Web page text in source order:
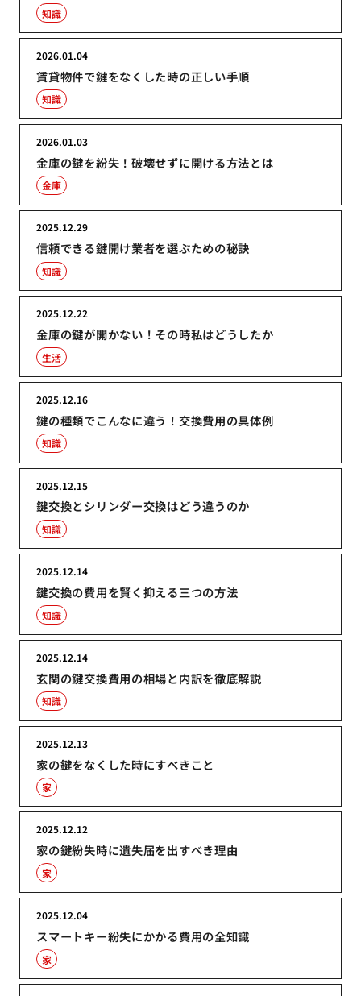
知識
賃貸物件で鍵をなくした時の正しい手順
2026.01.04
知識
金庫の鍵を紛失！破壊せずに開ける方法とは
2026.01.03
金庫
信頼できる鍵開け業者を選ぶための秘訣
2025.12.29
知識
金庫の鍵が開かない！その時私はどうしたか
2025.12.22
生活
鍵の種類でこんなに違う！交換費用の具体例
2025.12.16
知識
鍵交換とシリンダー交換はどう違うのか
2025.12.15
知識
鍵交換の費用を賢く抑える三つの方法
2025.12.14
知識
玄関の鍵交換費用の相場と内訳を徹底解説
2025.12.14
知識
家の鍵をなくした時にすべきこと
2025.12.13
家
家の鍵紛失時に遺失届を出すべき理由
2025.12.12
家
スマートキー紛失にかかる費用の全知識
2025.12.04
家